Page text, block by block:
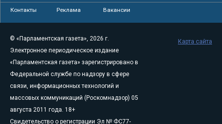
Контакты Реклама Вакансии
© «Парламентская газета», 2026 г.
Электронное периодическое издание
«Парламентская газета» зарегистрировано в
Федеральной службе по надзору в сфере
связи, информационных технологий и
массовых коммуникаций (Роскомнадзор) 05
августа 2011 года. 18+
Свидетельство о регистрации Эл № ФС77-
Карта сайта